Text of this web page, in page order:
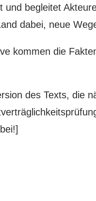
begleitet
dabei, neue
kommen die
des Texts, die